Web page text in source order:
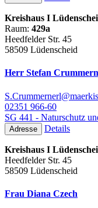
Kreishaus I
Raum: 429a
Heedfelder Str. 45
58509 Lüdenscheid
Herr Stefan
02351 966-60
SG 441 - Naturschutz
Adresse Details
Kreishaus I
Heedfelder Str. 45
58509 Lüdenscheid
Frau Diana Czech